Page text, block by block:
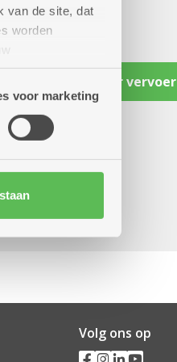
van de site, dat
worden
deze gegevens
voor marketing
Reserveer vervoer
Volg ons op